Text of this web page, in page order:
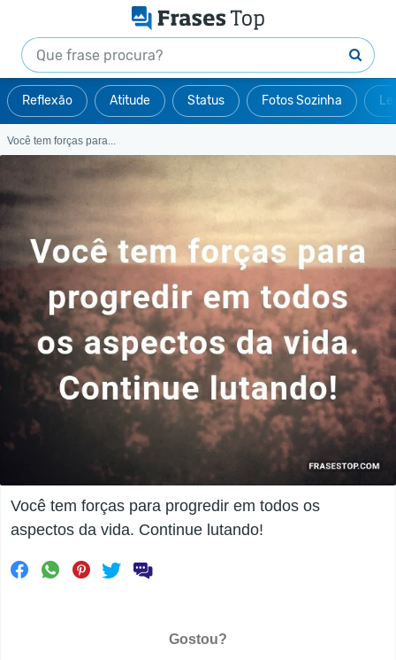
Reflexão Atitude Status Fotos Sozinha
Você tem forças para...
Você tem forças para progredir em todos os
aspectos da vida. Continue lutando!
Gostou?